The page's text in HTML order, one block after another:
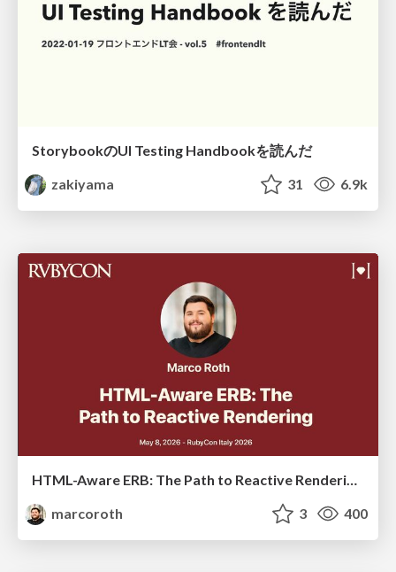
StorybookのUI Testing Handbookを読んだ
zakiyama
31 6.9k
HTML-Aware ERB: The Path to Reactive Rendering @ RubyCon 2026, Rimini, Italy
marcoroth
3 400